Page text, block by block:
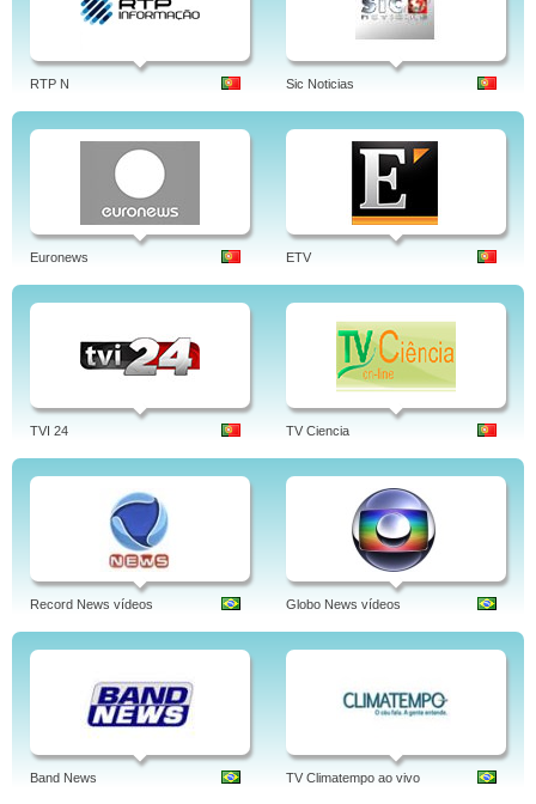
RTP N Sic Noticias
Euronews ETV
TVI 24 TV Ciencia
Record News vídeos Globo News vídeos
Band News TV Climatempo ao vivo